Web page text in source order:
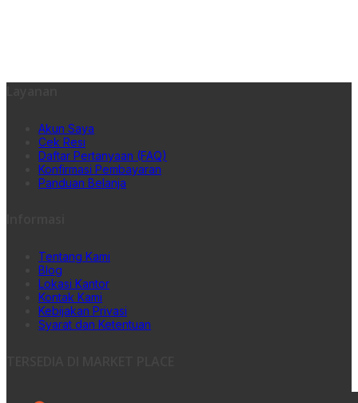
Akun Saya
Cek Resi
Daftar Pertanyaan (FAQ)
Konfirmasi Pembayaran
Panduan Belanja
Tentang Kami
Blog
Lokasi Kantor
Kontak Kami
Kebijakan Privasi
Syarat dan Ketentuan